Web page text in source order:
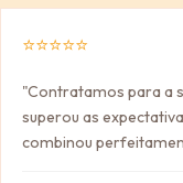
⭐⭐⭐⭐⭐
"Contratamos para a
superou as
combinou